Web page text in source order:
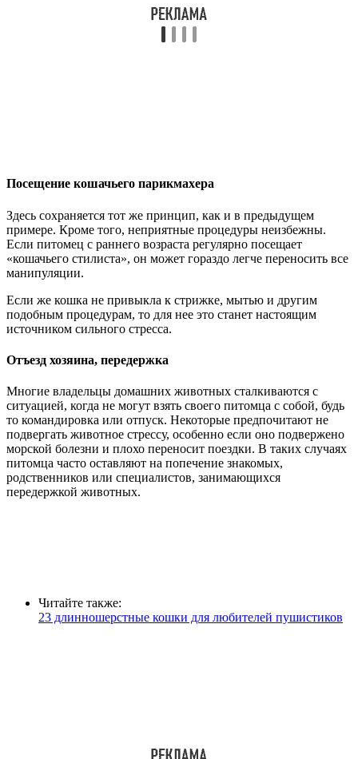
Посещение кошачьего парикмахера
Здесь сохраняется тот же принцип, как и в предыдущем
примере. Кроме того, неприятные процедуры неизбежны.
Если питомец с раннего возраста регулярно посещает
«кошачьего стилиста», он может гораздо легче переносить все
манипуляции.
Если же кошка не привыкла к стрижке, мытью и другим
подобным процедурам, то для нее это станет настоящим
источником сильного стресса.
Отъезд хозяина, передержка
Многие владельцы домашних животных сталкиваются с
ситуацией, когда не могут взять своего питомца с собой, будь
то командировка или отпуск. Некоторые предпочитают не
подвергать животное стрессу, особенно если оно подвержено
морской болезни и плохо переносит поездки. В таких случаях
питомца часто оставляют на попечение знакомых,
родственников или специалистов, занимающихся
передержкой животных.
Читайте также:
23 длинношерстные кошки для любителей пушистиков